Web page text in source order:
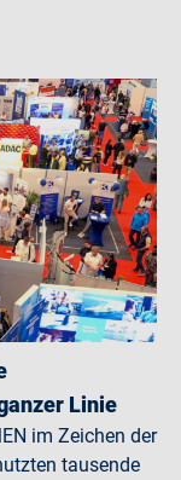
Linie
im Zeichen der
tausende